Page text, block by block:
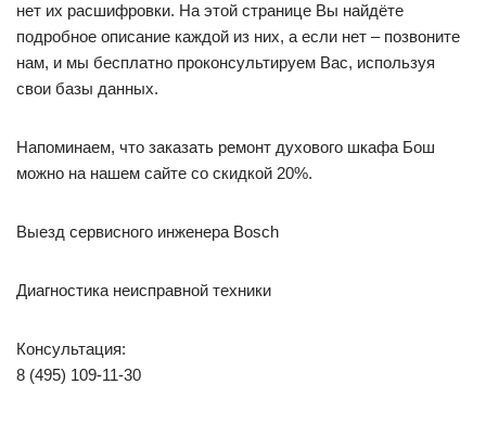
нет их расшифровки. На этой странице Вы найдёте
подробное описание каждой из них, а если нет – позвоните
нам, и мы бесплатно проконсультируем Вас, используя
свои базы данных.
Напоминаем, что заказать ремонт духового шкафа Бош
можно на нашем сайте со скидкой 20%.
Выезд сервисного инженера Bosch
Диагностикa неисправной техники
Консультация:
8 (495) 109-11-30